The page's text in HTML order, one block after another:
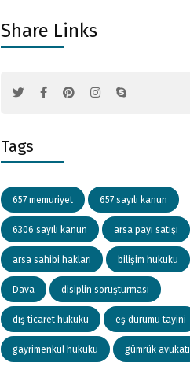
Share Links
Tags
657 memuriyet 657 sayılı kanun
6306 sayılı kanun arsa payı satışı
arsa sahibi hakları bilişim hukuku
Dava disiplin soruşturması
dış ticaret hukuku eş durumu tayini
gayrimenkul hukuku gümrük avukatı